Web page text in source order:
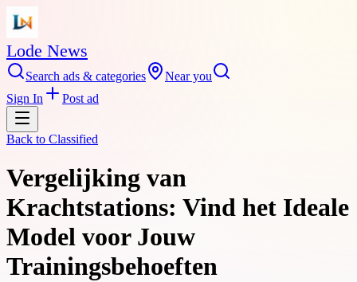
Lode News
Search ads & categories
Near you
Sign In
Post ad
Back to Classified
Vergelijking van
Krachtstations: Vind het Ideale
Model voor Jouw
Trainingsbehoeften